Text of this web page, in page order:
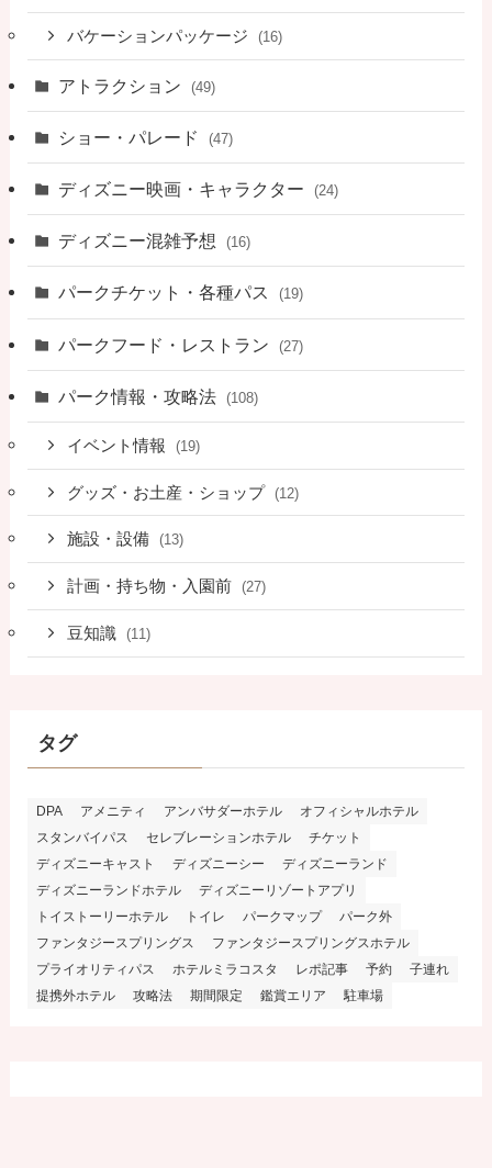
バケーションパッケージ (16)
アトラクション (49)
ショー・パレード (47)
ディズニー映画・キャラクター (24)
ディズニー混雑予想 (16)
パークチケット・各種パス (19)
パークフード・レストラン (27)
パーク情報・攻略法 (108)
イベント情報 (19)
グッズ・お土産・ショップ (12)
施設・設備 (13)
計画・持ち物・入園前 (27)
豆知識 (11)
タグ
DPA アメニティ アンバサダーホテル
オフィシャルホテル
スタンバイパス
セレブレーションホテル
チケット
ディズニーキャスト
ディズニーシー
ディズニーランド
ディズニーランドホテル
ディズニーリゾートアプリ
トイストーリーホテル
トイレ パークマップ
パーク外
ファンタジースプリングス
ファンタジースプリングスホテル
プライオリティパス
ホテルミラコスタ レポ記事 予約
子連れ
提携外ホテル
攻略法 期間限定 鑑賞エリア 駐車場